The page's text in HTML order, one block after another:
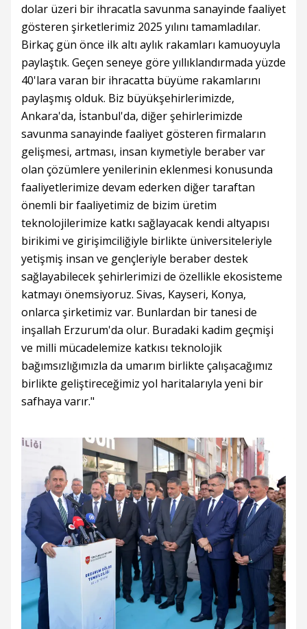
dolar üzeri bir ihracatla savunma sanayinde faaliyet
gösteren şirketlerimiz 2025 yılını tamamladılar.
Birkaç gün önce ilk altı aylık rakamları kamuoyuyla
paylaştık. Geçen seneye göre yıllıklandırmada yüzde
40'lara varan bir ihracatta büyüme rakamlarını
paylaşmış olduk. Biz büyükşehirlerimizde,
Ankara'da, İstanbul'da, diğer şehirlerimizde
savunma sanayinde faaliyet gösteren firmaların
gelişmesi, artması, insan kıymetiyle beraber var
olan çözümlere yenilerinin eklenmesi konusunda
faaliyetlerimize devam ederken diğer taraftan
önemli bir faaliyetimiz de bizim üretim
teknolojilerimize katkı sağlayacak kendi altyapısı
birikimi ve girişimciliğiyle birlikte üniversiteleriyle
yetişmiş insan ve gençleriyle beraber destek
sağlayabilecek şehirlerimizi de özellikle ekosisteme
katmayı önemsiyoruz. Sivas, Kayseri, Konya,
onlarca şirketimiz var. Bunlardan bir tanesi de
inşallah Erzurum'da olur. Buradaki kadim geçmişi
ve milli mücadelemize katkısı teknolojik
bağımsızlığımızla da umarım birlikte çalışacağımız
birlikte geliştireceğimiz yol haritalarıyla yeni bir
safhaya varır."